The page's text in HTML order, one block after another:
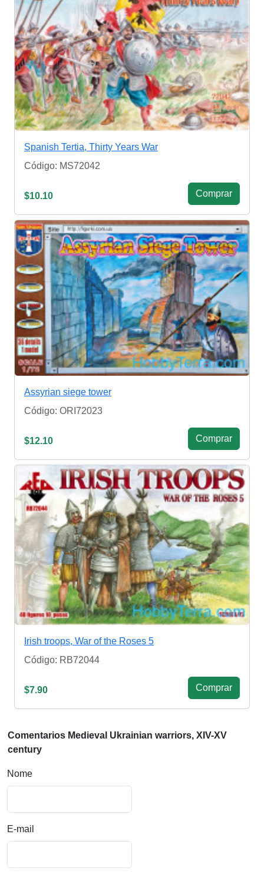
Spanish Tertia, Thirty Years War
Código: MS72042
$10.10 Сomprar
Assyrian siege tower
Código: ORI72023
$12.10 Сomprar
Irish troops, War of the Roses 5
Código: RB72044
$7.90 Сomprar
Comentarios Medieval Ukrainian warriors, XIV-XV
century
Nome
E-mail